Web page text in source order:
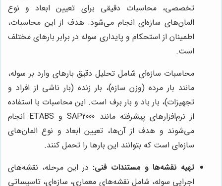
تخصصی، محاسبات دقیقی برای تعیین ابعاد و نوع
المان‌های سازه‌ای انجام می‌شود. هدف از این محاسبات،
اطمینان از استحکام و پایداری سوله در برابر بارهای مختلف
است.
محاسبات سازه‌ای شامل تحلیل دقیق بارهای وارد بر سوله،
مانند بار مرده (وزن سازه)، بار زنده (بار ناشی از افراد و
تجهیزات)، بار باد و بار برف است. این محاسبات با استفاده
از نرم‌افزارهای پیشرفته مانند SAP2000 و ETABS انجام
می‌شوند و هدف از آن‌ها، تعیین ابعاد و نوع المان‌های
سازه‌ای است که بتوانند این بارها را تحمل کنند.
تهیه نقشه‌ها و مستندات فنی: در این مرحله، نقشه‌های
اجرایی سوله، شامل نقشه‌های معماری، سازه‌ای، تاسیساتی